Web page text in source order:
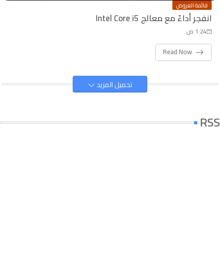
قائمة العروض
انفجر أداءً مع معالج Intel Core i5
1:24 ص
Read Now
تحميل المزيد
RSS